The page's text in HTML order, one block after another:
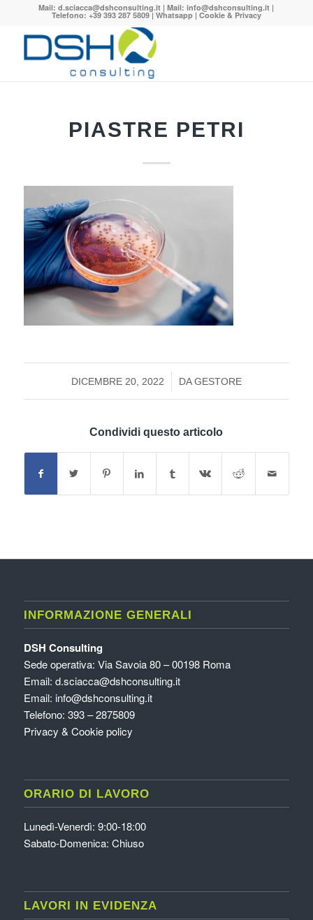
Mail:d.sciacca@dshconsulting.it | Mail:info@dshconsulting.it |
Telefono: +39 393 287 5809 | Whatsapp| Cookie & Privacy
PIASTRE PETRI
DICEMBRE 20, 2022
/ DAGESTORE
Condividi questo articolo
INFORMAZIONE GENERALI
DSH Consulting
Sede operativa: Via Savoia 80 – 00198 Roma
Email: d.sciacca@dshconsulting.it
Email: info@dshconsulting.it
Telefono: 393 – 2875809
Privacy & Cookie policy
ORARIO DI LAVORO
Lunedì-Venerdì: 9:00-18:00
Sabato-Domenica: Chiuso
LAVORI IN EVIDENZA